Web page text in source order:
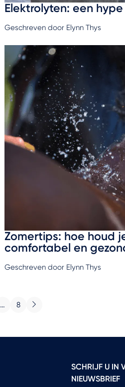
Elektrolyten: een
Geschreven door Elynn Thys
Zomertips: hoe houd
comfortabel en
Geschreven door Elynn Thys
… 8
SCHRIJF U IN
NIEUWSBRIEF